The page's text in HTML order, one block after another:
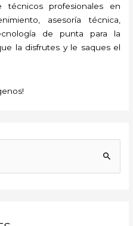
profesionales en
asesoría técnica,
de punta para la
la disfrutes y le saques el